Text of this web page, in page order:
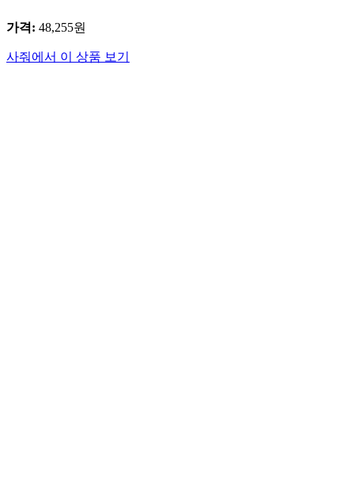
가격: 48,255원
사줘에서 이 상품 보기